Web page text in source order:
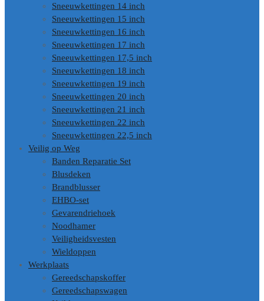
Sneeuwkettingen 14 inch
Sneeuwkettingen 15 inch
Sneeuwkettingen 16 inch
Sneeuwkettingen 17 inch
Sneeuwkettingen 17,5 inch
Sneeuwkettingen 18 inch
Sneeuwkettingen 19 inch
Sneeuwkettingen 20 inch
Sneeuwkettingen 21 inch
Sneeuwkettingen 22 inch
Sneeuwkettingen 22,5 inch
Veilig op Weg
Banden Reparatie Set
Blusdeken
Brandblusser
EHBO-set
Gevarendriehoek
Noodhamer
Veiligheidsvesten
Wieldoppen
Werkplaats
Gereedschapskoffer
Gereedschapswagen